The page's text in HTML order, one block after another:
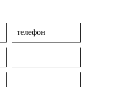
телефон